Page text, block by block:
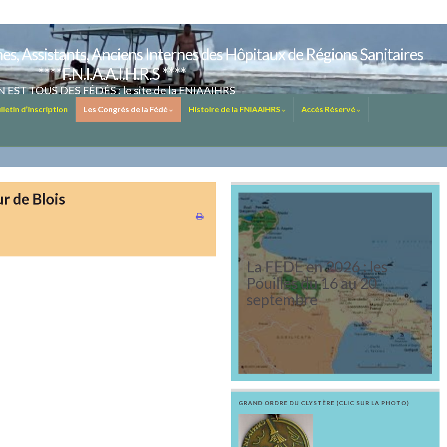
Assistants, Anciens Internes des Hôpitaux de Régions Sanitaires
****F.N.I.A.A.I.H.R.S ****
EST TOUS DES FÉDÉS : le site de la FNIAAIHRS
d’inscription Les Congrès de la Fédé Histoire de la FNIAAIHRS Accès Réservé
de Blois
La FEDE en 2026 : les
Pouilles du 16 au 20
septembre
GRAND ORDRE DU CLYSTÈRE (CLIC SUR LA PHOTO)